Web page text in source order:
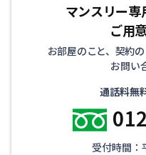
マンスリー専
ご用
お部屋のこと、契約
お問い
通話料無
受付時間